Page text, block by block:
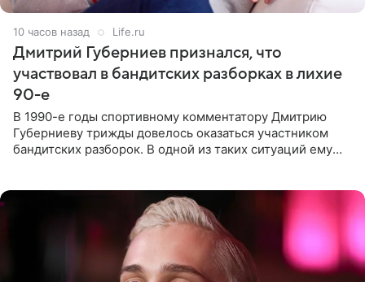
10 часов назад Life.ru
Дмитрий Губерниев признался, что
участвовал в бандитских разборках в лихие
90-е
В 1990-е годы спортивному комментатору Дмитрию
Губерниеву трижды довелось оказаться участником
бандитских разборок. В одной из таких ситуаций ему